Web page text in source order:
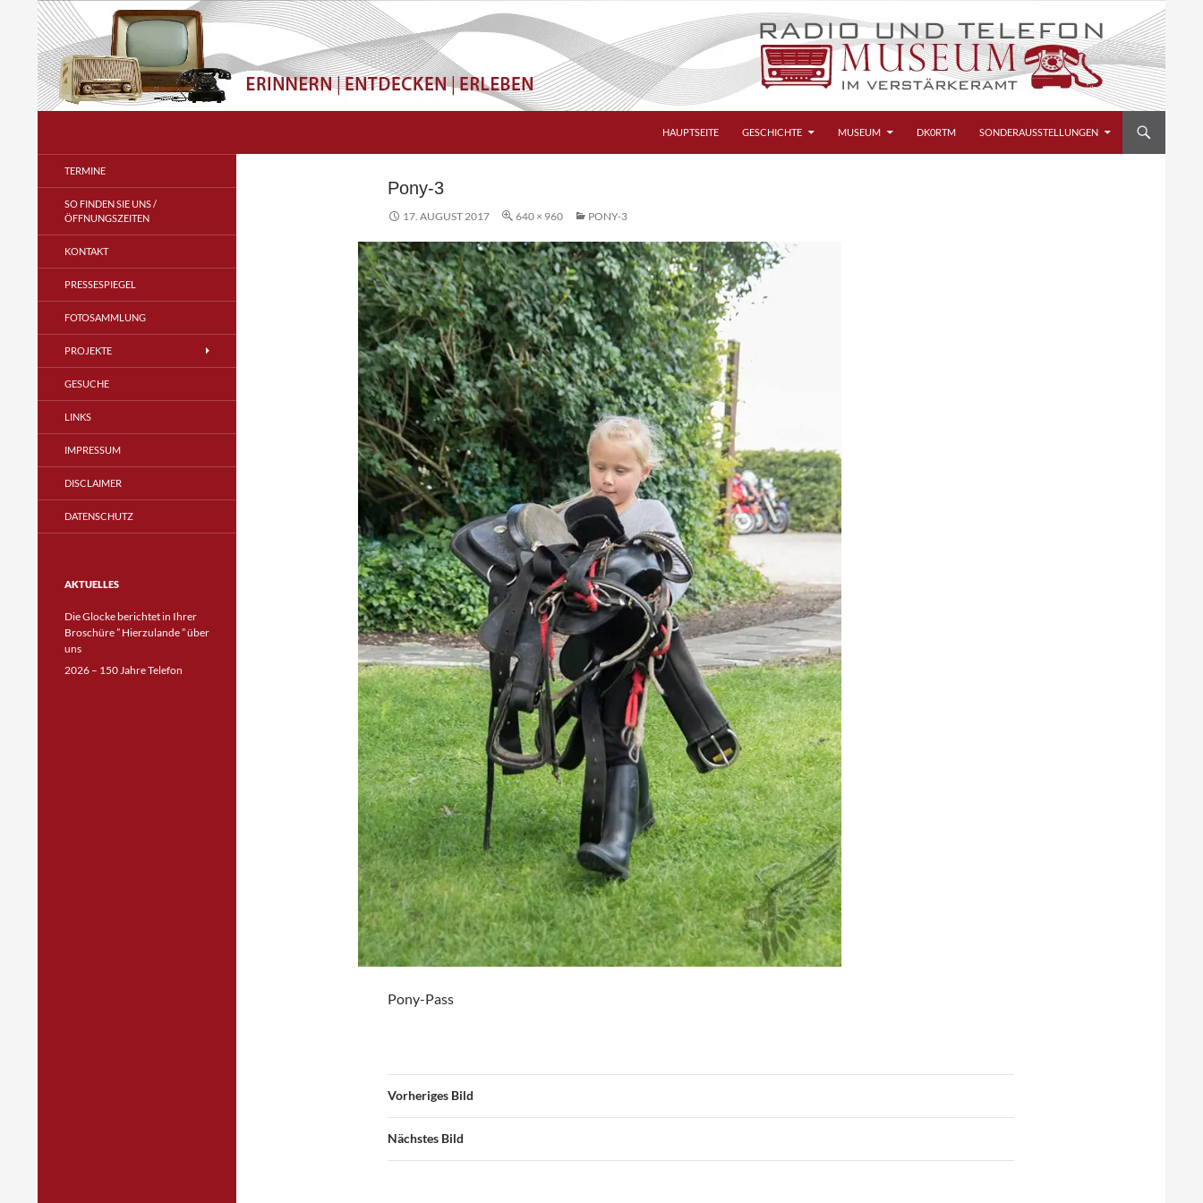
springen
HAUPTSEITE GESCHICHTE MUSEUM DK0RTM SONDERAUSSTELLUNGEN
Pony-3
17. AUGUST 2017 640 × 960 PONY-3
Pony-Pass
Vorheriges Bild
Nächstes Bild
TERMINE
SO FINDEN SIE UNS /
ÖFFNUNGSZEITEN
KONTAKT
PRESSESPIEGEL
FOTOSAMMLUNG
PROJEKTE
GESUCHE
LINKS
IMPRESSUM
DISCLAIMER
DATENSCHUTZ
AKTUELLES
Die Glocke berichtet in Ihrer
Broschüre ” Hierzulande ” über
uns
2026 – 150 Jahre Telefon